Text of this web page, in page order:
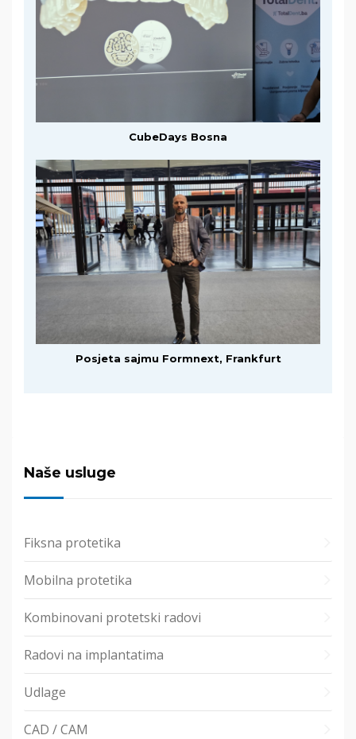
CubeDays Bosna
Posjeta sajmu Formnext, Frankfurt
Naše usluge
Fiksna protetika
Mobilna protetika
Kombinovani protetski radovi
Radovi na implantatima
Udlage
CAD / CAM